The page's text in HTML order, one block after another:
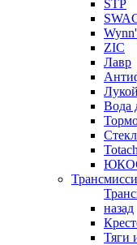
STP
ZIC
Лавр
Вода
назад
Тяги